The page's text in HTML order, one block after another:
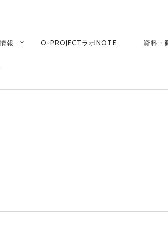
報 O-PROJECTラボNOTE 資料・